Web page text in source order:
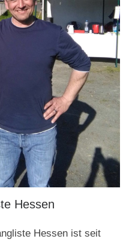
Hessen
Hessen ist seit